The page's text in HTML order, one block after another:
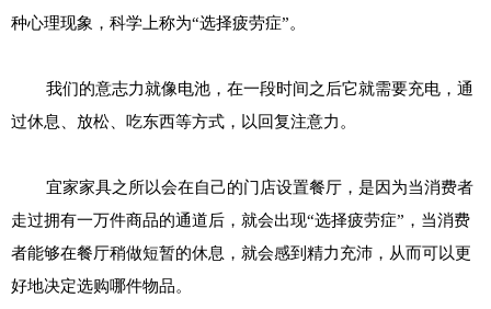
种心理现象，科学上称为“选择疲劳症”。
我们的意志力就像电池，在一段时间之后它就需要充电，通
过休息、放松、吃东西等方式，以回复注意力。
宜家家具之所以会在自己的门店设置餐厅，是因为当消费者
走过拥有一万件商品的通道后，就会出现“选择疲劳症”，当消费
者能够在餐厅稍做短暂的休息，就会感到精力充沛，从而可以更
好地决定选购哪件物品。